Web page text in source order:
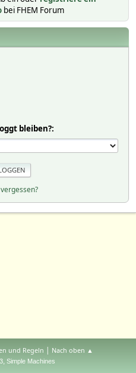
bei FHEM Forum
bleiben?:
und Regeln | Nach oben ▲
, Simple Machines